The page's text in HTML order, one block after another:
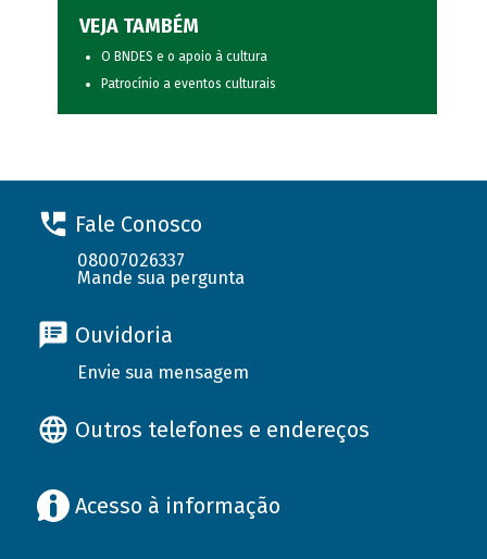
VEJA TAMBÉM
O BNDES e o apoio à cultura
Patrocínio a eventos culturais
Fale Conosco
08007026337
Mande sua pergunta
Ouvidoria
Envie sua mensagem
Outros telefones e endereços
Acesso à informação